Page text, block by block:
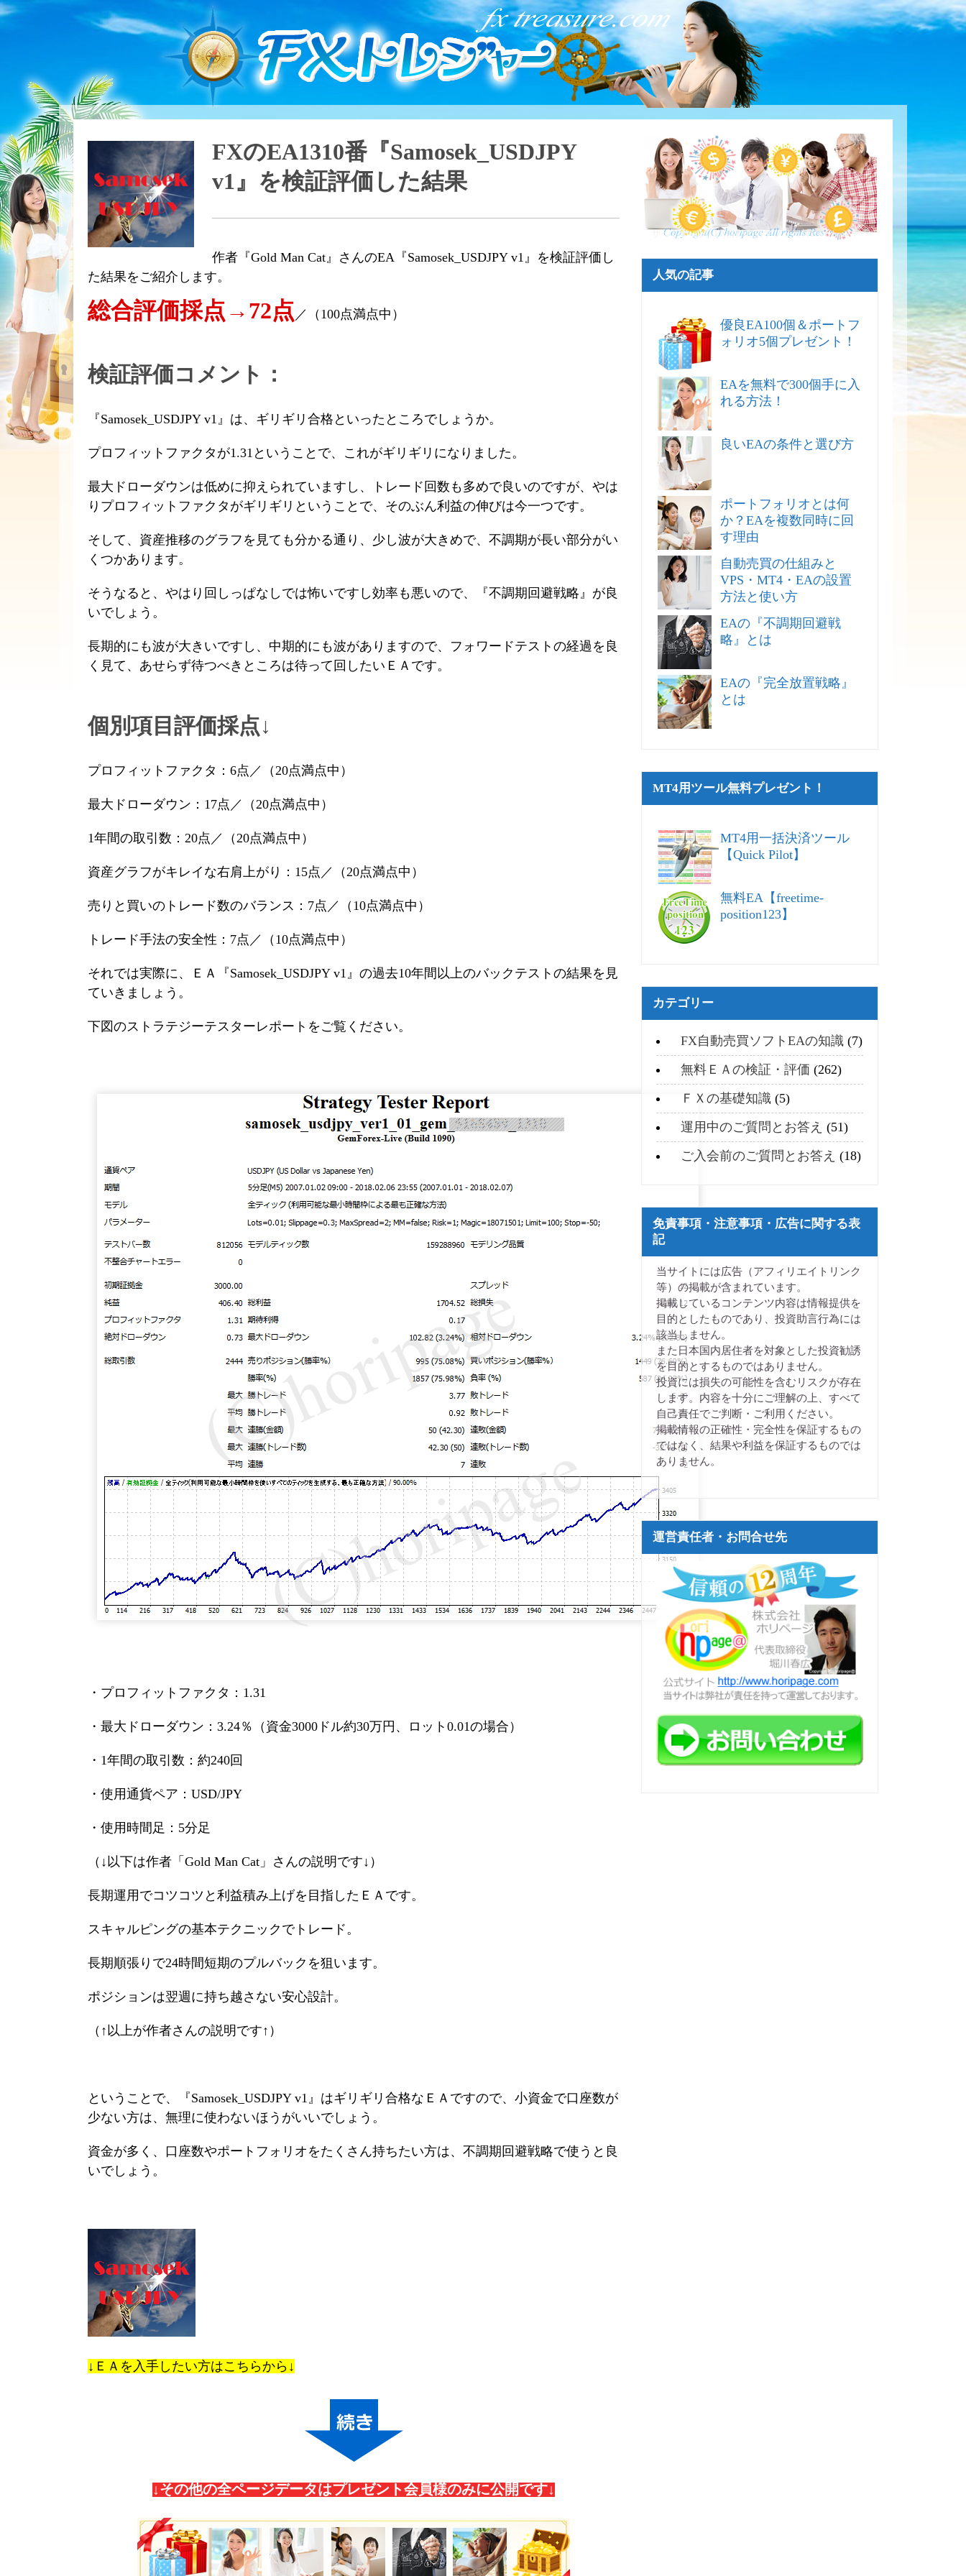
FXのEA1310番『Samosek_USDJPY
v1』を検証評価した結果
作者『Gold Man Cat』さんのEA『Samosek_USDJPY v1』を検証評価し
た結果をご紹介します。
総合評価採点→72点 ／（100点満点中）
検証評価コメント：
『Samosek_USDJPY v1』は、ギリギリ合格といったところでしょうか。
プロフィットファクタが1.31ということで、これがギリギリになりました。
最大ドローダウンは低めに抑えられていますし、トレード回数も多めで良いのですが、やは
りプロフィットファクタがギリギリということで、そのぶん利益の伸びは今一つです。
そして、資産推移のグラフを見ても分かる通り、少し波が大きめで、不調期が長い部分がい
くつかあります。
そうなると、やはり回しっぱなしでは怖いですし効率も悪いので、『不調期回避戦略』が良
いでしょう。
長期的にも波が大きいですし、中期的にも波がありますので、フォワードテストの経過を良
く見て、あせらず待つべきところは待って回したいＥＡです。
個別項目評価採点↓
プロフィットファクタ：6点／（20点満点中）
最大ドローダウン：17点／（20点満点中）
1年間の取引数：20点／（20点満点中）
資産グラフがキレイな右肩上がり：15点／（20点満点中）
売りと買いのトレード数のバランス：7点／（10点満点中）
トレード手法の安全性：7点／（10点満点中）
それでは実際に、ＥＡ『Samosek_USDJPY v1』の過去10年間以上のバックテストの結果を見
ていきましょう。
下図のストラテジーテスターレポートをご覧ください。
・プロフィットファクタ：1.31
・最大ドローダウン：3.24％（資金3000ドル約30万円、ロット0.01の場合）
・1年間の取引数：約240回
・使用通貨ペア：USD/JPY
・使用時間足：5分足
（↓以下は作者「Gold Man Cat」さんの説明です↓）
長期運用でコツコツと利益積み上げを目指したＥＡです。
スキャルピングの基本テクニックでトレード。
長期順張りで24時間短期のプルバックを狙います。
ポジションは翌週に持ち越さない安心設計。
（↑以上が作者さんの説明です↑）
ということで、『Samosek_USDJPY v1』はギリギリ合格なＥＡですので、小資金で口座数が
少ない方は、無理に使わないほうがいいでしょう。
資金が多く、口座数やポートフォリオをたくさん持ちたい方は、不調期回避戦略で使うと良
いでしょう。
↓ＥＡを入手したい方はこちらから↓
↓その他の全ページデータはプレゼント会員様のみに公開です↓
サイトマップ - FX自動売買ソフト無料EAトレジャー
人気の記事
優良EA100個＆ポートフ
ォリオ5個プレゼント！
EAを無料で300個手に入
れる方法！
良いEAの条件と選び方
ポートフォリオとは何
か？EAを複数同時に回
す理由
自動売買の仕組みと
VPS・MT4・EAの設置
方法と使い方
EAの『不調期回避戦
略』とは
EAの『完全放置戦略』
とは
MT4用ツール無料プレゼント！
MT4用一括決済ツール
【Quick Pilot】
無料EA【freetime-
position123】
カテゴリー
FX自動売買ソフトEAの知識 (7)
無料ＥＡの検証・評価 (262)
ＦＸの基礎知識 (5)
運用中のご質問とお答え (51)
ご入会前のご質問とお答え (18)
免責事項・注意事項・広告に関する表
記
当サイトには広告（アフィリエイトリンク
等）の掲載が含まれています。
掲載しているコンテンツ内容は情報提供を
目的としたものであり、投資助言行為には
該当しません。
また日本国内居住者を対象とした投資勧誘
を目的とするものではありません。
投資には損失の可能性を含むリスクが存在
します。内容を十分にご理解の上、すべて
自己責任でご判断・ご利用ください。
掲載情報の正確性・完全性を保証するもの
ではなく、結果や利益を保証するものでは
ありません。
運営責任者・お問合せ先